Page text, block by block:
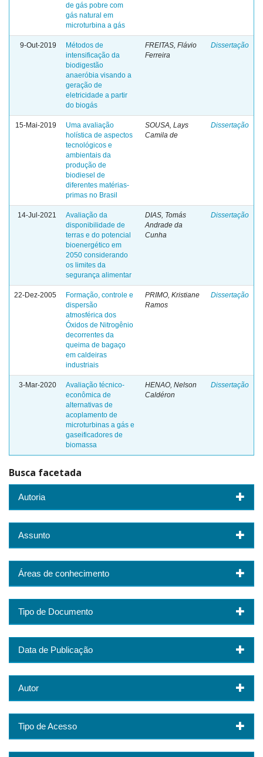
de gás pobre com
gás natural em
microturbina a gás
9-Out-2019
Métodos de
intensificação da
biodigestão
anaeróbia visando a
geração de
eletricidade a partir
do biogás
FREITAS, Flávio
Ferreira
Dissertação
15-Mai-2019
Uma avaliação
holística de aspectos
tecnológicos e
ambientais da
produção de
biodiesel de
diferentes matérias-
primas no Brasil
SOUSA, Lays
Camila de
Dissertação
14-Jul-2021
Avaliação da
disponibilidade de
terras e do potencial
bioenergético em
2050 considerando
os limites da
segurança alimentar
DIAS, Tomás
Andrade da
Cunha
Dissertação
22-Dez-2005
Formação, controle e
dispersão
atmosférica dos
Óxidos de Nitrogênio
decorrentes da
queima de bagaço
em caldeiras
industriais
PRIMO, Kristiane
Ramos
Dissertação
3-Mar-2020
Avaliação técnico-
econômica de
alternativas de
acoplamento de
microturbinas a gás e
gaseificadores de
biomassa
HENAO, Nelson
Caldéron
Dissertação
Busca facetada
Autoria
Assunto
Áreas de conhecimento
Tipo de Documento
Data de Publicação
Autor
Tipo de Acesso